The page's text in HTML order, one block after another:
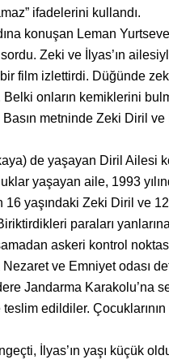
ifadelerini kullandı.
konuşan Leman
Zeki ve İlyas’ın
film izlettirdi. Düğünde zeki
onların kemiklerini
metninde Zeki Diril
de yaşayan Diril Ailesi
yaşayan aile, 1993
yaşındaki Zeki Diril ve
paraları
askeri kontrol
ve Emniyet odası
Jandarma Karakolu’na
edildiler.
İlyas’ın yaşı küçük